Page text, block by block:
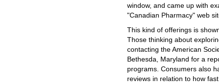
window, and came up with
"Canadian Pharmacy" web
This kind of offerings is
Those thinking about
contacting the American
Bethesda, Maryland for a
programs. Consumers also
reviews in relation to how